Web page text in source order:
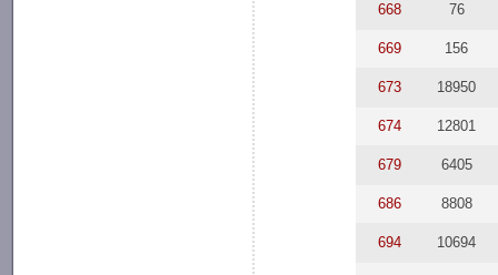
668 76
669 156
673 18950
674 12801
679 6405
686 8808
694 10694